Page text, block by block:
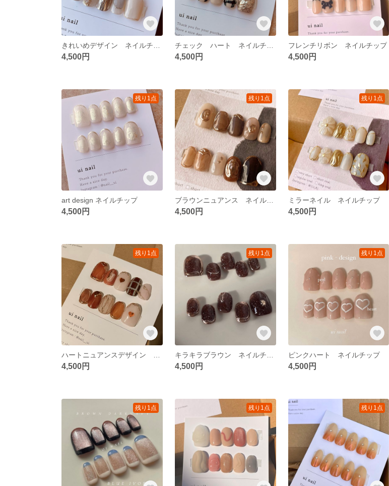
4,500円 4,500円
フレンチリボン ネイルチップ
4,500円
残り1点
art design ネイルチップ
4,500円
残り1点
ブラウンニュアンス ネイルチップ
4,500円
残り1点
ミラーネイル ネイルチップ
4,500円
残り1点
4,500円
残り1点
4,500円
残り1点
ピンクハート ネイルチップ
4,500円
残り1点 残り1点 残り1点